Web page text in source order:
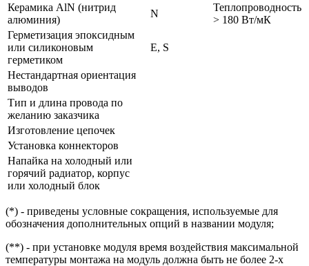
Керамика AlN (нитрид
алюминия)
N
Теплопроводность
> 180 Вт/мК
Герметизация эпоксидным
или силиконовым
герметиком
E, S
Нестандартная ориентация
выводов
Тип и длина провода по
желанию заказчика
Изготовление цепочек
Установка коннекторов
Напайка на холодный или
горячий радиатор, корпус
или холодный блок
(*) - приведены условные сокращения, используемые для
обозначения дополнительных опций в названии модуля;
(**) - при установке модуля время воздействия максимальной
температуры монтажа на модуль должна быть не более 2-х